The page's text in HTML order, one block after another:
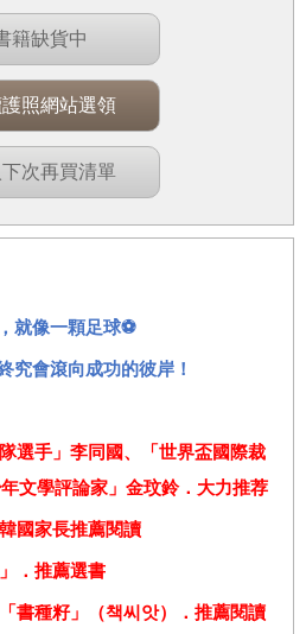
籍缺貨中
照網站選領
次再買清單
就像一顆足球⚽
究會滾向成功的彼岸！
選手」李同國、「世界盃國際裁
文學評論家」金玟鈴．大力推荐
國家長推薦閱讀
．推薦選書
書種籽」（책씨앗） ．推薦閱讀